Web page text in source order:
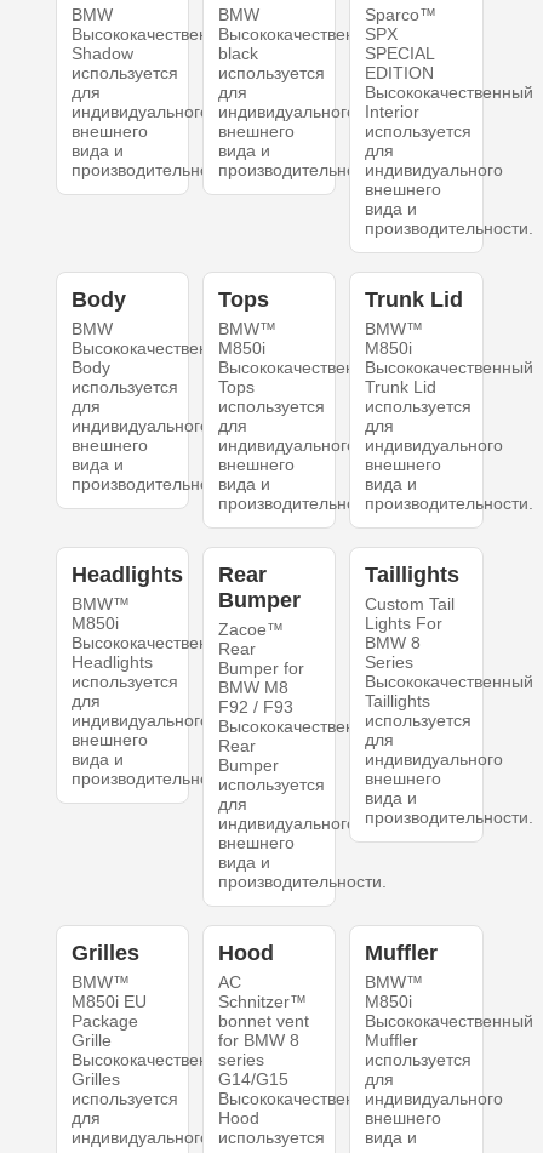
BMW
Высококачественный
Shadow
используется
для
индивидуального
внешнего
вида и
производительности.
BMW
Высококачественный
black
используется
для
индивидуального
внешнего
вида и
производительности.
Sparco™
SPX
SPECIAL
EDITION
Высококачественный
Interior
используется
для
индивидуального
внешнего
вида и
производительности.
Body
BMW
Высококачественный
Body
используется
для
индивидуального
внешнего
вида и
производительности.
Tops
BMW™
M850i
Высококачественный
Tops
используется
для
индивидуального
внешнего
вида и
производительности.
Trunk Lid
BMW™
M850i
Высококачественный
Trunk Lid
используется
для
индивидуального
внешнего
вида и
производительности.
Headlights
BMW™
M850i
Высококачественный
Headlights
используется
для
индивидуального
внешнего
вида и
производительности.
Rear
Bumper
Zacoe™
Rear
Bumper for
BMW M8
F92 / F93
Высококачественный
Rear
Bumper
используется
для
индивидуального
внешнего
вида и
производительности.
Taillights
Custom Tail
Lights For
BMW 8
Series
Высококачественный
Taillights
используется
для
индивидуального
внешнего
вида и
производительности.
Grilles
BMW™
M850i EU
Package
Grille
Высококачественный
Grilles
используется
для
индивидуального
Hood
AC
Schnitzer™
bonnet vent
for BMW 8
series
G14/G15
Высококачественный
Hood
используется
Muffler
BMW™
M850i
Высококачественный
Muffler
используется
для
индивидуального
внешнего
вида и